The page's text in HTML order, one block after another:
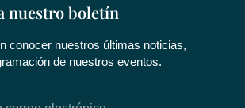
nuestro boletín
conocer nuestros últimas noticias,
de nuestros eventos.